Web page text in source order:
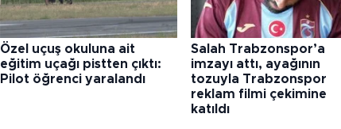
Özel uçuş okuluna ait
eğitim uçağı pistten çıktı:
Pilot öğrenci yaralandı
Salah Trabzonspor’a
imzayı attı, ayağının
tozuyla Trabzonspor
reklam filmi çekimine
katıldı